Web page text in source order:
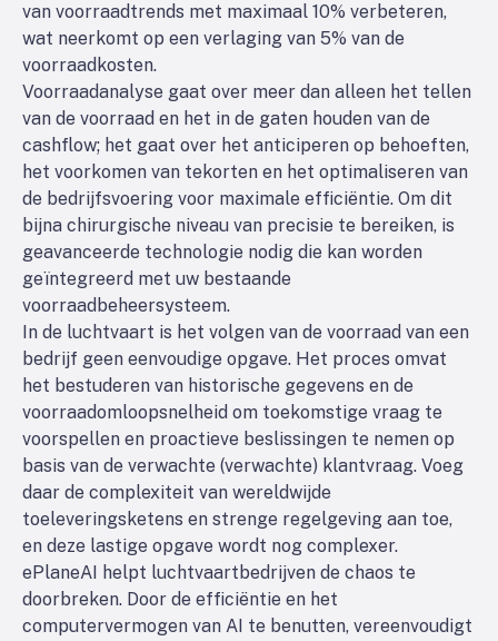
van voorraadtrends met maximaal 10% verbeteren,
wat neerkomt op een verlaging van 5% van de
voorraadkosten.
Voorraadanalyse gaat over meer dan alleen het tellen
van de voorraad en het in de gaten houden van de
cashflow; het gaat over het anticiperen op behoeften,
het voorkomen van tekorten en het optimaliseren van
de bedrijfsvoering voor maximale efficiëntie. Om dit
bijna chirurgische niveau van precisie te bereiken, is
geavanceerde technologie nodig die kan worden
geïntegreerd met uw bestaande
voorraadbeheersysteem.
In de luchtvaart is het volgen van de voorraad van een
bedrijf geen eenvoudige opgave. Het proces omvat
het bestuderen van historische gegevens en de
voorraadomloopsnelheid om toekomstige vraag te
voorspellen en proactieve beslissingen te nemen op
basis van de verwachte (verwachte) klantvraag. Voeg
daar de complexiteit van wereldwijde
toeleveringsketens en strenge regelgeving aan toe,
en deze lastige opgave wordt nog complexer.
ePlaneAI helpt luchtvaartbedrijven de chaos te
doorbreken. Door de efficiëntie en het
computervermogen van AI te benutten, vereenvoudigt